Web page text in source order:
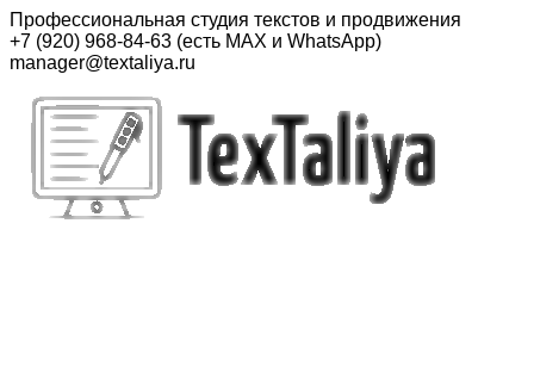
Перейти
к
контенту
Профессиональная студия текстов и продвижения
+7 (920) 968-84-63 (есть MAX и WhatsApp)
manager@textaliya.ru